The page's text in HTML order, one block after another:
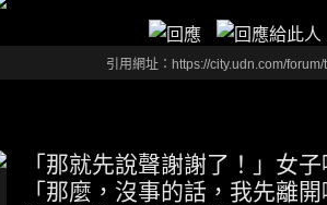
引用網址：https://city.udn.com/
「那就先說聲謝謝了！」女
「那麼，沒事的話，我先離